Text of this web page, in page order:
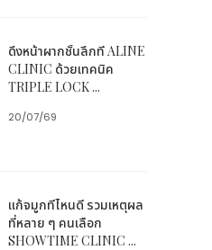
ดึงหน้าผากชั้นลึกที่ ALINE
CLINIC ด้วยเทคนิค
TRIPLE LOCK ...
20/07/69
แก้จมูกที่ไหนดี รวมเหตุผล
ที่หลาย ๆ คนเลือก
SHOWTIME CLINIC ...